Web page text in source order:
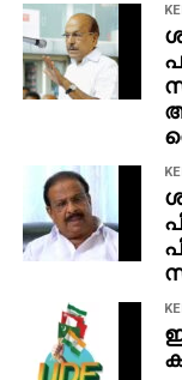
ഇവർക്കെതിരെ
ആവശ്യപ്പെട്ട്
അന്നത്തെ
നൽകിയിരുന്നു.
കെ. പത്മരാജന്‍
അന്വേഷണം
അതിവേഗ
അത് തടയാന്‍
ഉദ്യോഗസ്ഥരും